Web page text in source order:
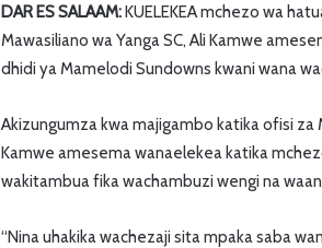
DAR ES SALAAM:KUELEKEA mchezo wa
Mawasiliano wa Yanga SC, Ali Kamwe
dhidi ya Mamelodi Sundowns kwani wana
Akizungumza kwa majigambo katika ofisi za
Kamwe amesema wanaelekea katika
wakitambua fika wachambuzi wengi na
“Nina uhakika wachezaji sita mpaka saba